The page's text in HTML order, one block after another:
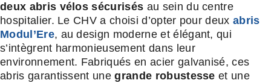
deux abris vélos sécurisés au sein du centre
hospitalier. Le CHV a choisi d’opter pour deuxabris
Modul’Ere, au design moderne et élégant, qui
s’intègrent harmonieusement dans leur
environnement. Fabriqués en acier galvanisé, ces
abris garantissent unegrande robustesse et une